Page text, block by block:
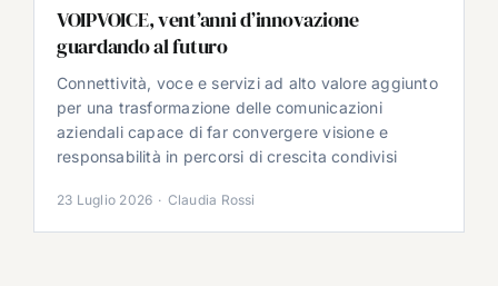
VOIPVOICE, vent’anni d’innovazione
guardando al futuro
Connettività, voce e servizi ad alto valore aggiunto
per una trasformazione delle comunicazioni
aziendali capace di far convergere visione e
responsabilità in percorsi di crescita condivisi
23 Luglio 2026 · Claudia Rossi